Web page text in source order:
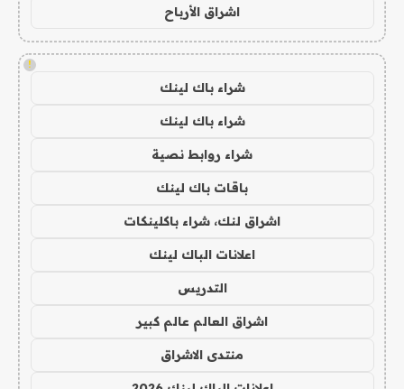
اشراق الأرباح
!
شراء باك لينك
شراء باك لينك
شراء روابط نصية
باقات باك لينك
اشراق لنك، شراء باكلينكات
اعلانات الباك لينك
التدريس
اشراق العالم عالم كبير
منتدى الاشراق